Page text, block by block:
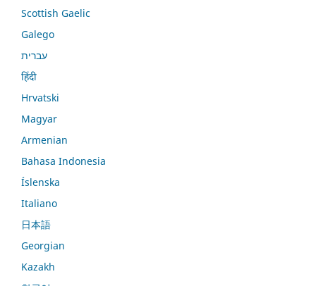
Scottish Gaelic
Galego
עברית
हिंदी
Hrvatski
Magyar
Armenian
Bahasa Indonesia
Íslenska
Italiano
日本語
Georgian
Kazakh